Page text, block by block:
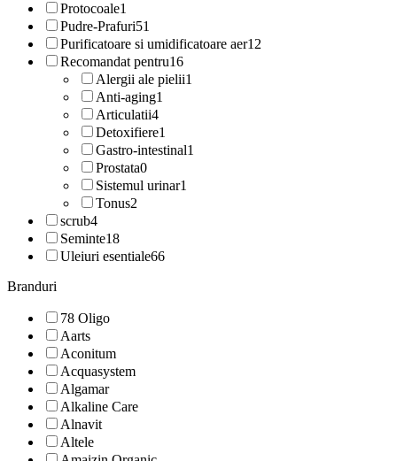
Protocoale1
Pudre-Prafuri51
Purificatoare si umidificatoare aer12
Recomandat pentru16
Alergii ale pielii1
Anti-aging1
Articulatii4
Detoxifiere1
Gastro-intestinal1
Prostata0
Sistemul urinar1
Tonus2
scrub4
Seminte18
Uleiuri esentiale66
Branduri
78 Oligo
Aarts
Aconitum
Acquasystem
Algamar
Alkaline Care
Alnavit
Altele